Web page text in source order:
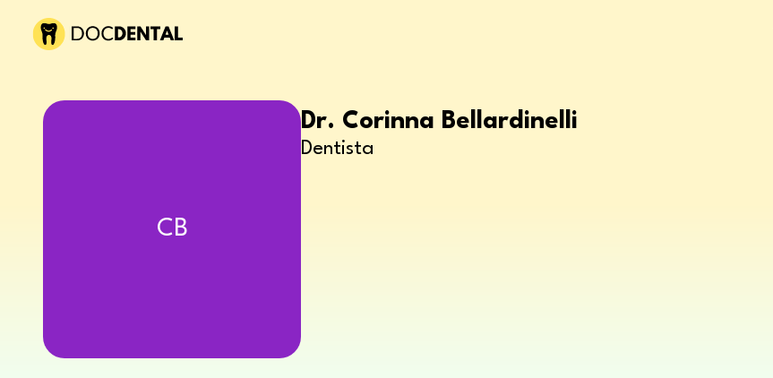
CB
Dr. Corinna Bellardinelli
Dentista